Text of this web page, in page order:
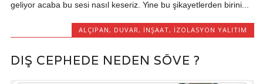
geliyor acaba bu sesi nasıl keseriz. Yine bu şikayetlerden birini...
ALÇIPAN , DUVAR , İNŞAAT, İZOLASYON YALITIM
DIŞ CEPHEDE NEDEN SÖVE ?